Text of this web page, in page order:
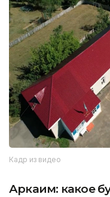
Кадр из видео
Аркаим: какое